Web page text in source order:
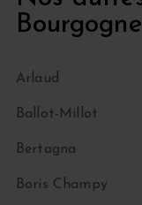
Bourgogne
Arlaud
Ballot-Millot
Bertagna
Boris Champy